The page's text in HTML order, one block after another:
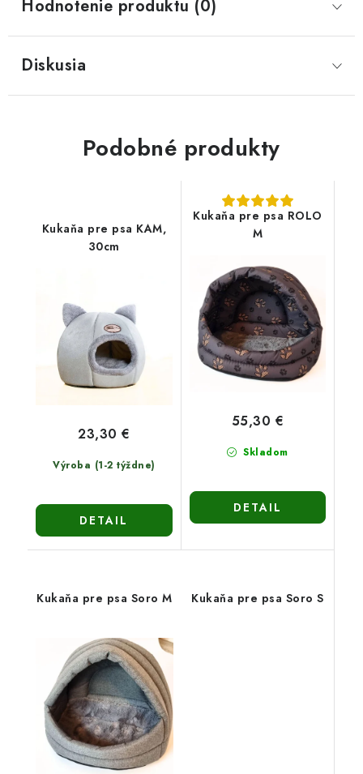
Hodnotenie produktu (0)
Diskusia
Podobné produkty
Kukaňa pre psa KAM,
30cm
Výroba (1-2 týždne)
23,30 €
DETAIL
Kukaňa pre psa ROLO
M
Skladom
55,30 €
DETAIL
Kukaňa pre psa Soro M Kukaňa pre psa Soro S